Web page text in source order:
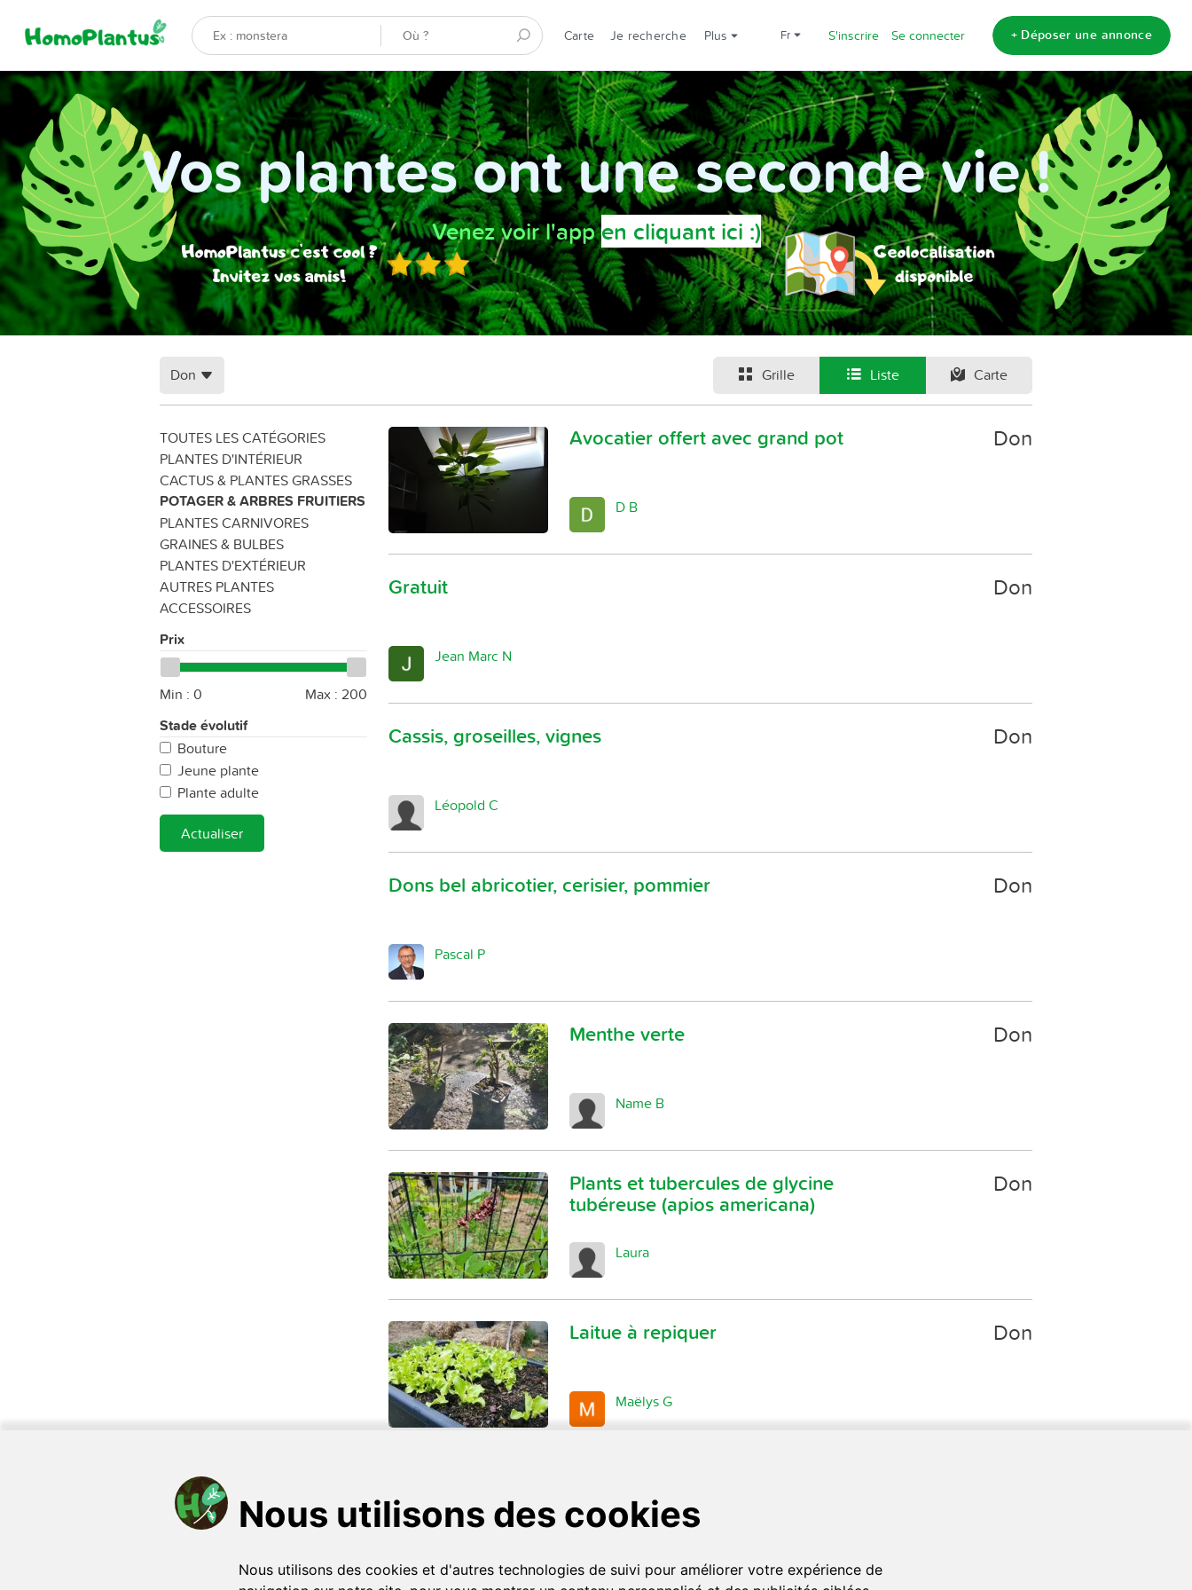
Carte Je recherche Plus fr S'inscrire Se connecter + Déposer une annonce
Vos plantes ont une seconde vie !
Venez voir l'appen cliquant ici :)
Grille Liste Carte
Don
TOUTES LES CATÉGORIES
PLANTES D'INTÉRIEUR
CACTUS & PLANTES GRASSES
POTAGER & ARBRES FRUITIERS
PLANTES CARNIVORES
GRAINES & BULBES
PLANTES D'EXTÉRIEUR
AUTRES PLANTES
ACCESSOIRES
Prix
Min : 0 Max : 200
Stade évolutif
Bouture
Jeune plante
Plante adulte
Actualiser
Don
Avocatier offert avec grand pot
D B
Don
Gratuit
Jean Marc N
Don
Cassis, groseilles, vignes
Léopold C
Don
Dons bel abricotier, cerisier, pommier
Pascal P
Don
Menthe verte
Name B
Don
Plants et tubercules de glycine
tubéreuse (apios americana)
Laura
Don
Laitue à repiquer
Maëlys G